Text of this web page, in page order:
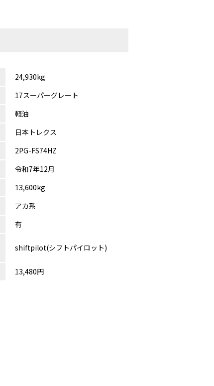
24,930kg
17スーパーグレート
軽油
日本トレクス
2PG-FS74HZ
令和7年12月
13,600kg
アカ系
有
shiftpilot(シフトパイロット)
13,480円